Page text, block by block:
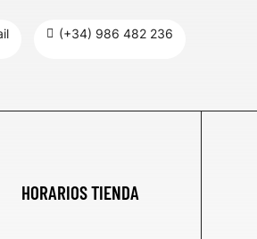
(+34) 986 482 236
HORARIOS TIENDA